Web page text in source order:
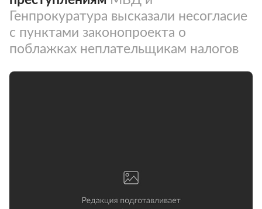
Генпрокуратура высказали несогласие
с пунктами законопроекта о
поблажках неплательщикам налогов